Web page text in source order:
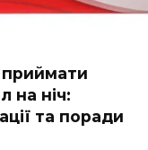
на ніч:
та поради